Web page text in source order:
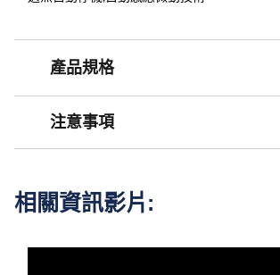
產品規格
注意事項
相關資訊影片: